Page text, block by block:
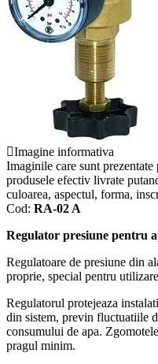
Imagine informativa
Imaginile care sunt
produsele efectiv livrate
culoarea, aspectul, forma,
Cod: RA-02 A
Regulator presiune pentru
Regulatoare de presiune din
proprie, special pentru
Regulatorul protejeaza
din sistem, previn fluctuatiile
consumului de apa.
pragul minim.